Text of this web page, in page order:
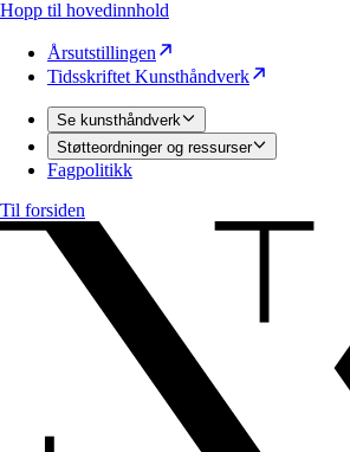
Hopp til hovedinnhold
Årsutstillingen
Tidsskriftet Kunsthåndverk
Se kunsthåndverk
Støtteordninger og ressurser
Fagpolitikk
Til forsiden